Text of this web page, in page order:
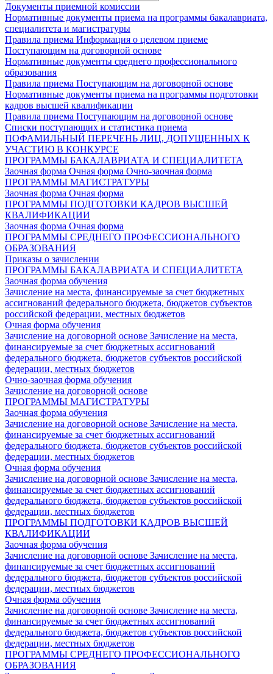
Документы приемной комиссии
Нормативные документы приема на программы бакалавриата,
специалитета и магистратуры
Правила приема Информация о целевом приеме
Поступающим на договорной основе
Нормативные документы среднего профессионального
образования
Правила приема Поступающим на договорной основе
Нормативные документы приема на программы подготовки
кадров высшей квалификации
Правила приема Поступающим на договорной основе
Списки поступающих и статистика приема
ПОФАМИЛЬНЫЙ ПЕРЕЧЕНЬ ЛИЦ, ДОПУЩЕННЫХ К
УЧАСТИЮ В КОНКУРСЕ
ПРОГРАММЫ БАКАЛАВРИАТА И СПЕЦИАЛИТЕТА
Заочная форма Очная форма Очно-заочная форма
ПРОГРАММЫ МАГИСТРАТУРЫ
Заочная форма Очная форма
ПРОГРАММЫ ПОДГОТОВКИ КАДРОВ ВЫСШЕЙ
КВАЛИФИКАЦИИ
Заочная форма Очная форма
ПРОГРАММЫ СРЕДНЕГО ПРОФЕССИОНАЛЬНОГО
ОБРАЗОВАНИЯ
Приказы о зачислении
ПРОГРАММЫ БАКАЛАВРИАТА И СПЕЦИАЛИТЕТА
Заочная форма обучения
Зачисление на места, финансируемые за счет бюджетных
ассигнований федерального бюджета, бюджетов субъектов
российской федерации, местных бюджетов
Очная форма обучения
Зачисление на договорной основе Зачисление на места,
финансируемые за счет бюджетных ассигнований
федерального бюджета, бюджетов субъектов российской
федерации, местных бюджетов
Очно-заочная форма обучения
Зачисление на договорной основе
ПРОГРАММЫ МАГИСТРАТУРЫ
Заочная форма обучения
Зачисление на договорной основе Зачисление на места,
финансируемые за счет бюджетных ассигнований
федерального бюджета, бюджетов субъектов российской
федерации, местных бюджетов
Очная форма обучения
Зачисление на договорной основе Зачисление на места,
финансируемые за счет бюджетных ассигнований
федерального бюджета, бюджетов субъектов российской
федерации, местных бюджетов
ПРОГРАММЫ ПОДГОТОВКИ КАДРОВ ВЫСШЕЙ
КВАЛИФИКАЦИИ
Заочная форма обучения
Зачисление на договорной основе Зачисление на места,
финансируемые за счет бюджетных ассигнований
федерального бюджета, бюджетов субъектов российской
федерации, местных бюджетов
Очная форма обучения
Зачисление на договорной основе Зачисление на места,
финансируемые за счет бюджетных ассигнований
федерального бюджета, бюджетов субъектов российской
федерации, местных бюджетов
ПРОГРАММЫ СРЕДНЕГО ПРОФЕССИОНАЛЬНОГО
ОБРАЗОВАНИЯ